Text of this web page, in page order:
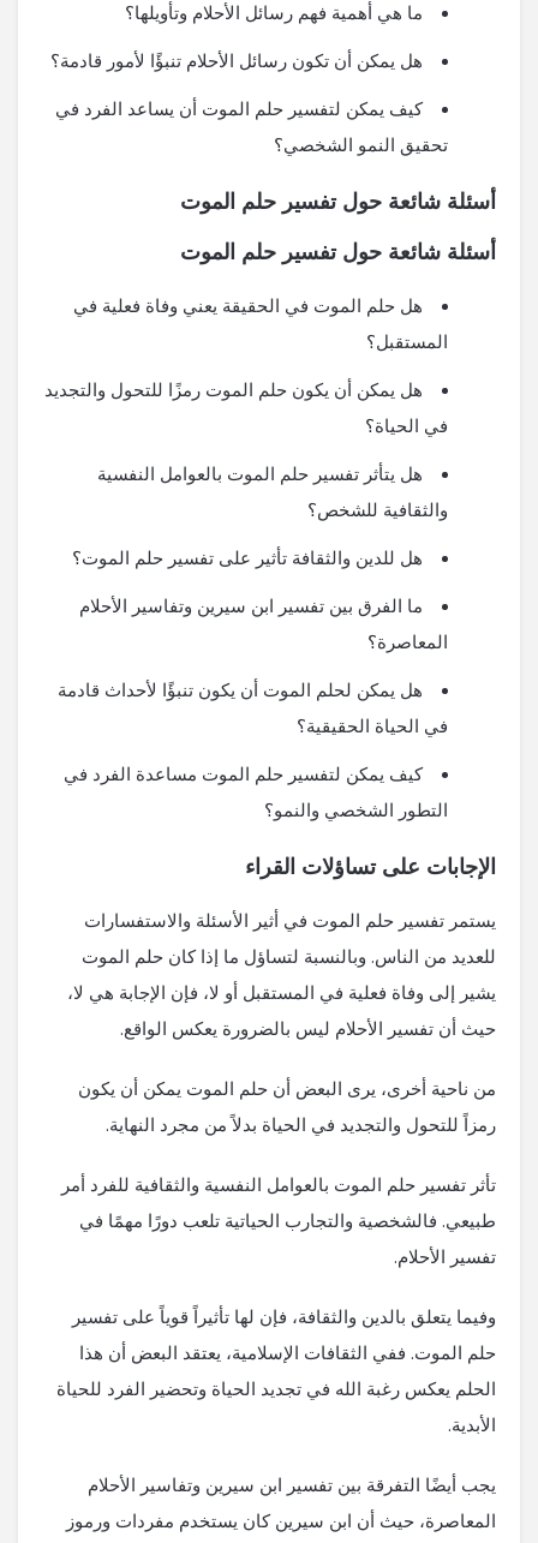
ما هي أهمية فهم رسائل الأحلام وتأويلها؟
هل يمكن أن تكون رسائل الأحلام تنبؤًا لأمور قادمة؟
كيف يمكن لتفسير حلم الموت أن يساعد الفرد في
تحقيق النمو الشخصي؟
أسئلة شائعة حول تفسير حلم الموت
أسئلة شائعة حول تفسير حلم الموت
هل حلم الموت في الحقيقة يعني وفاة فعلية في
المستقبل؟
هل يمكن أن يكون حلم الموت رمزًا للتحول والتجديد
في الحياة؟
هل يتأثر تفسير حلم الموت بالعوامل النفسية
والثقافية للشخص؟
هل للدين والثقافة تأثير على تفسير حلم الموت؟
ما الفرق بين تفسير ابن سيرين وتفاسير الأحلام
المعاصرة؟
هل يمكن لحلم الموت أن يكون تنبؤًا لأحداث قادمة
في الحياة الحقيقية؟
كيف يمكن لتفسير حلم الموت مساعدة الفرد في
التطور الشخصي والنمو؟
الإجابات على تساؤلات القراء
يستمر تفسير حلم الموت في أثير الأسئلة والاستفسارات
للعديد من الناس. وبالنسبة لتساؤل ما إذا كان حلم الموت
يشير إلى وفاة فعلية في المستقبل أو لا، فإن الإجابة هي لا،
حيث أن تفسير الأحلام ليس بالضرورة يعكس الواقع.
من ناحية أخرى، يرى البعض أن حلم الموت يمكن أن يكون
رمزاً للتحول والتجديد في الحياة بدلاً من مجرد النهاية.
تأثر تفسير حلم الموت بالعوامل النفسية والثقافية للفرد أمر
طبيعي. فالشخصية والتجارب الحياتية تلعب دورًا مهمًا في
تفسير الأحلام.
وفيما يتعلق بالدين والثقافة، فإن لها تأثيراً قوياً على تفسير
حلم الموت. ففي الثقافات الإسلامية، يعتقد البعض أن هذا
الحلم يعكس رغبة الله في تجديد الحياة وتحضير الفرد للحياة
الأبدية.
يجب أيضًا التفرقة بين تفسير ابن سيرين وتفاسير الأحلام
المعاصرة، حيث أن ابن سيرين كان يستخدم مفردات ورموز